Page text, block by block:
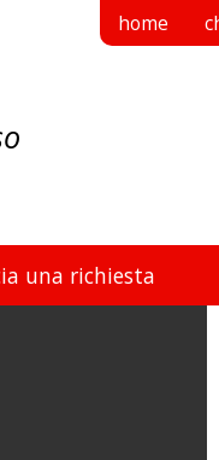
home
una richiesta